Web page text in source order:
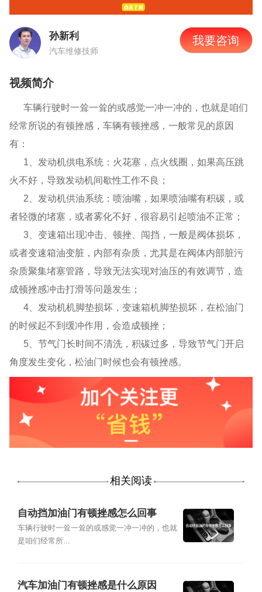
孙新利
汽车维修技师
我要咨询
视频简介
车辆行驶时一耸一耸的或感觉一冲一冲的，也就是咱们
经常所说的有顿挫感，车辆有顿挫感，一般常见的原因
有：
1、发动机供电系统：火花塞，点火线圈，如果高压跳
火不好，导致发动机间歇性工作不良；
2、发动机供油系统：喷油嘴，如果喷油嘴有积碳，或
者轻微的堵塞，或者雾化不好，很容易引起喷油不正常；
3、变速箱出现冲击、顿挫、闯挡，一般是阀体损坏，
或者变速箱油变脏，内部有杂质，尤其是在阀体内部脏污
杂质聚集堵塞管路，导致无法实现对油压的有效调节，造
成顿挫感冲击打滑等问题发生；
4、发动机机脚垫损坏，变速箱机脚垫损坏，在松油门
的时候起不到缓冲作用，会造成顿挫；
5、节气门长时间不清洗，积碳过多，导致节气门开启
角度发生变化，松油门时候也会有顿挫感。
相关阅读
自动挡加油门有顿挫感怎么回事
车辆行驶时一耸一耸的或感觉一冲一冲的，也就
是咱们经常所...
汽车加油门有顿挫感是什么原因